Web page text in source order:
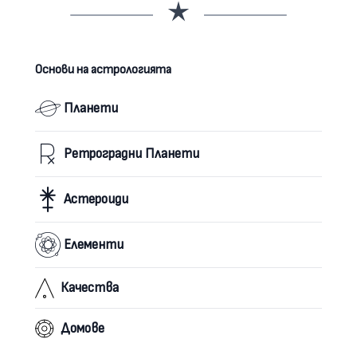
Основи на астрологията
Планети
Ретроградни Планети
Астероиди
Елементи
Качества
Домове